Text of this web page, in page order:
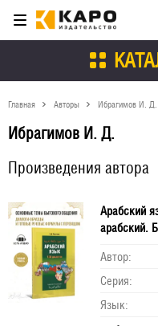
Главная Авторы Ибрагимов И. Д.
Ибрагимов И. Д.
Произведения автора
Арабский
арабский.
Автор:
Серия:
Язык: